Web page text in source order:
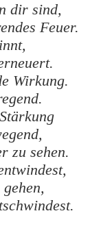
dir sind,
Feuer.
Wirkung.
zu sehen.